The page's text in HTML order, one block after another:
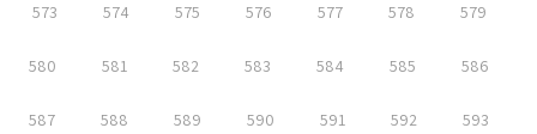
573 574 575 576 577 578 579
580 581 582 583 584 585 586
587 588 589 590 591 592 593